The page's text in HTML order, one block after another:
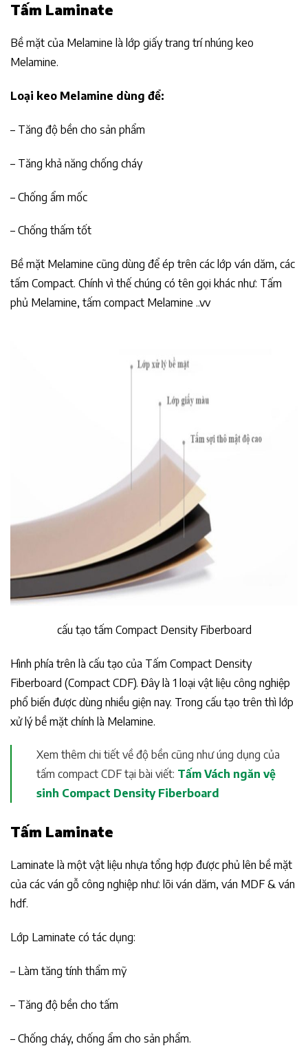
Tấm Laminate
Bề mặt của Melamine là lớp giấy trang trí nhúng keo
Melamine.
Loại keo Melamine dùng để:
– Tăng độ bền cho sản phẩm
– Tăng khả năng chống cháy
– Chống ẩm mốc
– Chống thấm tốt
Bề mặt Melamine cũng dùng để ép trên các lớp ván dăm, các
tấm Compact. Chính vì thế chúng có tên gọi khác như: Tấm
phủ Melamine, tấm compact Melamine ..vv
cấu tạo tấm Compact Density Fiberboard
Hình phía trên là cấu tạo của Tấm Compact Density
Fiberboard (Compact CDF). Đây là 1 loại vật liệu công nghiệp
phổ biến được dùng nhiều giện nay. Trong cấu tạo trên thì lớp
xử lý bề mặt chính là Melamine.
Xem thêm chi tiết về độ bền cũng như úng dụng của
tấm compact CDF tại bài viết: Tấm Vách ngăn vệ
sinh Compact Density Fiberboard
Tấm Laminate
Laminate là một vật liệu nhựa tổng hợp được phủ lên bề mặt
của các ván gỗ công nghiệp như: lõi ván dăm, ván MDF & ván
hdf.
Lớp Laminate có tác dụng:
– Làm tăng tính thẩm mỹ
– Tăng độ bền cho tấm
– Chống cháy, chống ẩm cho sản phẩm.